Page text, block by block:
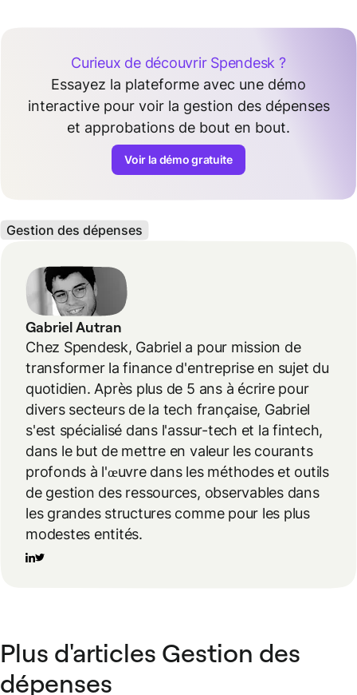
Curieux de découvrir Spendesk ?
Essayez la plateforme avec une démo
interactive pour voir la gestion des dépenses
et approbations de bout en bout.
Voir la démo gratuite
Gestion des dépenses
Gabriel Autran
Chez Spendesk, Gabriel a pour mission de
transformer la finance d'entreprise en sujet du
quotidien. Après plus de 5 ans à écrire pour
divers secteurs de la tech française, Gabriel
s'est spécialisé dans l'assur-tech et la fintech,
dans le but de mettre en valeur les courants
profonds à l'œuvre dans les méthodes et outils
de gestion des ressources, observables dans
les grandes structures comme pour les plus
modestes entités.
Plus d'articles Gestion des
dépenses